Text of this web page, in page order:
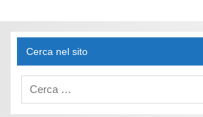
Cerca nel sito